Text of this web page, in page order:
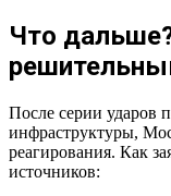
Что
После серии ударов
инфраструктуры,
реагирования. Как
источников: